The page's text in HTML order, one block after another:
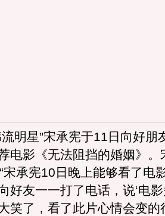
星”宋承宪于11日向好朋
电影《无法阻挡的婚姻》。
宋承宪10日晚上能够看了电
好友一一打了电话，说‘电
笑了，看了此片心情会变的